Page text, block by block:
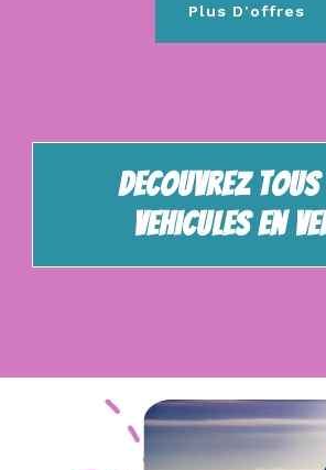
Plus D'offres
DECOUVRez
Vehicules En